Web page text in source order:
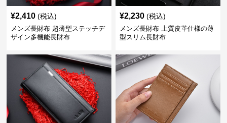
¥2,410 (税込)
メンズ長財布 超薄型ステッチデ
ザイン多機能長財布
¥2,230 (税込)
メンズ長財布 上質皮革仕様の薄
型スリム長財布